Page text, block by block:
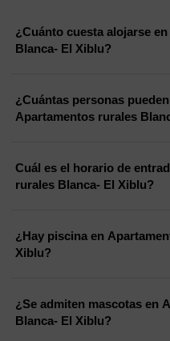
¿Cuánto cuesta alojarse
Blanca- El Xiblu?
¿Cuántas personas
Apartamentos rurales
Cuál es el horario de entrada y
rurales Blanca- El Xiblu?
¿Hay piscina en
Xiblu?
¿Se admiten mascotas en
Blanca- El Xiblu?